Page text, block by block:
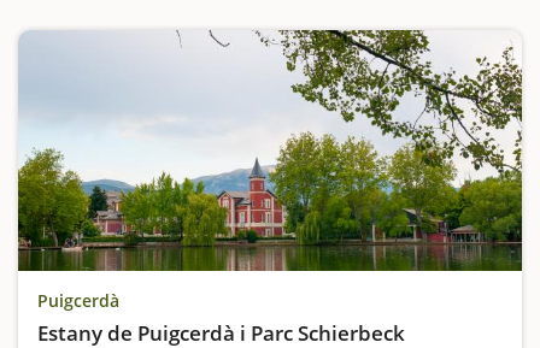
Puigcerdà
Estany de Puigcerdà i Parc Schierbeck